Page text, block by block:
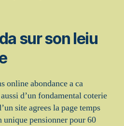
sur son leiu
online abondance a ca
d’un fondamental coterie
site agrees la page temps
pensionner pour 60